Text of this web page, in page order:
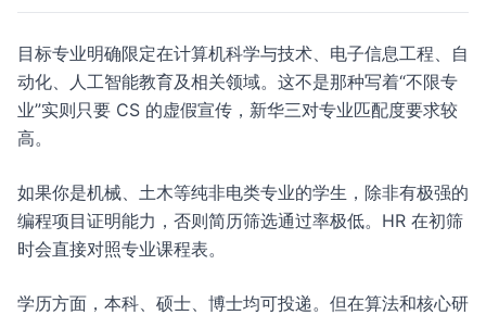
目标专业明确限定在计算机科学与技术、电子信息工程、自
动化、人工智能教育及相关领域。这不是那种写着“不限专
业”实则只要 CS 的虚假宣传，新华三对专业匹配度要求较
高。
如果你是机械、土木等纯非电类专业的学生，除非有极强的
编程项目证明能力，否则简历筛选通过率极低。HR 在初筛
时会直接对照专业课程表。
学历方面，本科、硕士、博士均可投递。但在算法和核心研